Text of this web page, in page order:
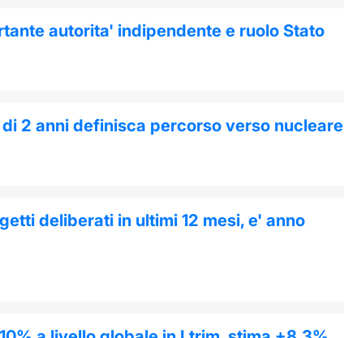
autorita' indipendente e ruolo Stato
2 anni definisca percorso verso nucleare
deliberati in ultimi 12 mesi, e' anno